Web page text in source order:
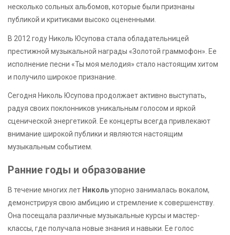
несколько сольных альбомов, которые были признаны
публикой и критиками высоко оцененными.
В 2012 году Николь Юсупова стала обладательницей
престижной музыкальной награды «Золотой граммофон». Ее
исполнение песни «Ты моя мелодия» стало настоящим хитом
и получило широкое признание.
Сегодня Николь Юсупова продолжает активно выступать,
радуя своих поклонников уникальным голосом и яркой
сценической энергетикой. Ее концерты всегда привлекают
внимание широкой публики и являются настоящим
музыкальным событием.
Ранние годы и образование
В течение многих лет Никольупорно занималась вокалом,
демонстрируя свою амбицию и стремление к совершенству.
Она посещала различные музыкальные курсы и мастер-
классы, где получала новые знания и навыки. Ее голос